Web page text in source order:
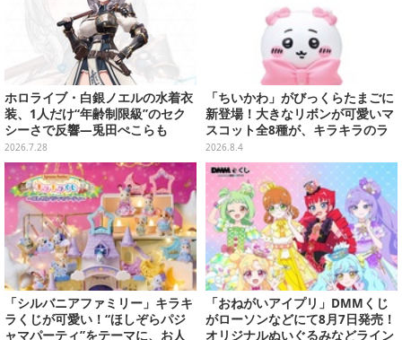
ホロライブ・白銀ノエルの水着衣
装、1人だけ“年齢制限級”のセク
シーさで反響―兎田ぺこらも
「こ、こんなことが許されていい
のか？」と興奮隠せず
2026.7.28
「ちいかわ」がびっくらたまごに
新登場！大きなリボンが可愛いマ
スコット全8種が、キラキラのラ
メ入り入浴剤から飛び出す
2026.8.4
「シルバニアファミリー」キラキ
ラくじが可愛い！“ほしぞらパジ
ャマパーティ”をテーマに、お人
「おねがいアイプリ」DMMくじ
がローソンなどにて8月7日発売！
オリジナルぬいぐるみなどライン